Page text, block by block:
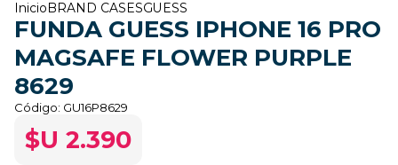
Inicio BRAND CASESGUESS
FUNDA GUESS IPHONE 16 PRO
MAGSAFE FLOWER PURPLE
8629
Código: GU16P8629
$U 2.390